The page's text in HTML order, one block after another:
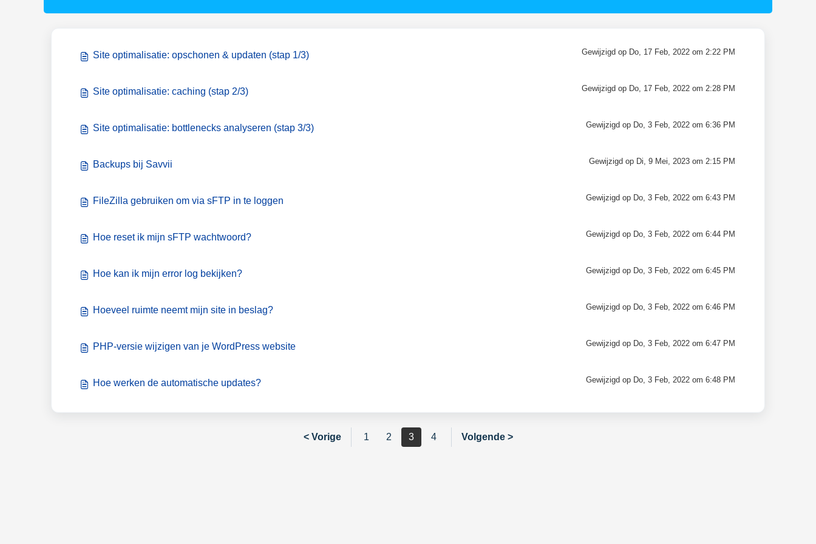
Site optimalisatie: opschonen & updaten (stap 1/3) Gewijzigd op Do, 17 Feb, 2022 om 2:22 PM
Site optimalisatie: caching (stap 2/3) Gewijzigd op Do, 17 Feb, 2022 om 2:28 PM
Site optimalisatie: bottlenecks analyseren (stap 3/3) Gewijzigd op Do, 3 Feb, 2022 om 6:36 PM
Backups bij Savvii Gewijzigd op Di, 9 Mei, 2023 om 2:15 PM
FileZilla gebruiken om via sFTP in te loggen Gewijzigd op Do, 3 Feb, 2022 om 6:43 PM
Hoe reset ik mijn sFTP wachtwoord? Gewijzigd op Do, 3 Feb, 2022 om 6:44 PM
Hoe kan ik mijn error log bekijken? Gewijzigd op Do, 3 Feb, 2022 om 6:45 PM
Hoeveel ruimte neemt mijn site in beslag? Gewijzigd op Do, 3 Feb, 2022 om 6:46 PM
PHP-versie wijzigen van je WordPress website Gewijzigd op Do, 3 Feb, 2022 om 6:47 PM
Hoe werken de automatische updates? Gewijzigd op Do, 3 Feb, 2022 om 6:48 PM
< Vorige 1 2 3 4 Volgende >